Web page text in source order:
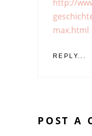
http://
max.html
REPLY...
POST A